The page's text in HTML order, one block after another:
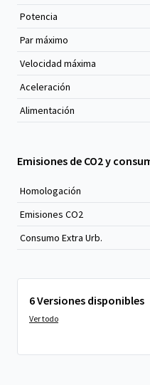
Potencia
Par máximo
Velocidad máxima
Aceleración
Alimentación
Emisiones de CO2 y
Homologación
Emisiones CO2
Consumo Extra Urb.
6 Versiones disponibles
Ver todo